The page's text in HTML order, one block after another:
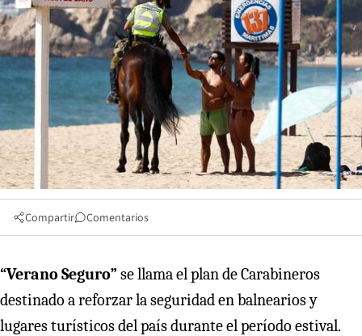
Compartir Comentarios
“Verano Seguro” se llama el plan de Carabineros
destinado a reforzar la seguridad en balnearios y
lugares turísticos del país durante el período estival.